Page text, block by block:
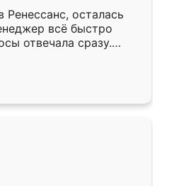
Ренессанс, осталась
всё быстро
отвечала сразу.
субботу, подошёл к
Собрали
аккуратно, даже